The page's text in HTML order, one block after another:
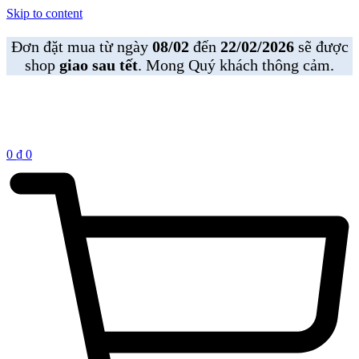
Skip to content
Đơn đặt mua từ ngày 08/02đến 22/02/2026sẽ được
shop giao sau tết. Mong Quý khách thông cảm.
0 ₫ 0